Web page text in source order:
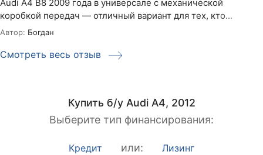
Audi A4 B8 2009 года в универсале с механической
коробкой передач — отличный вариант для тех, кто...
Автор: Богдан
Смотреть весь отзыв
Купить б/у Audi A4, 2012
Выберите тип финансирования:
Кредит или: Лизинг